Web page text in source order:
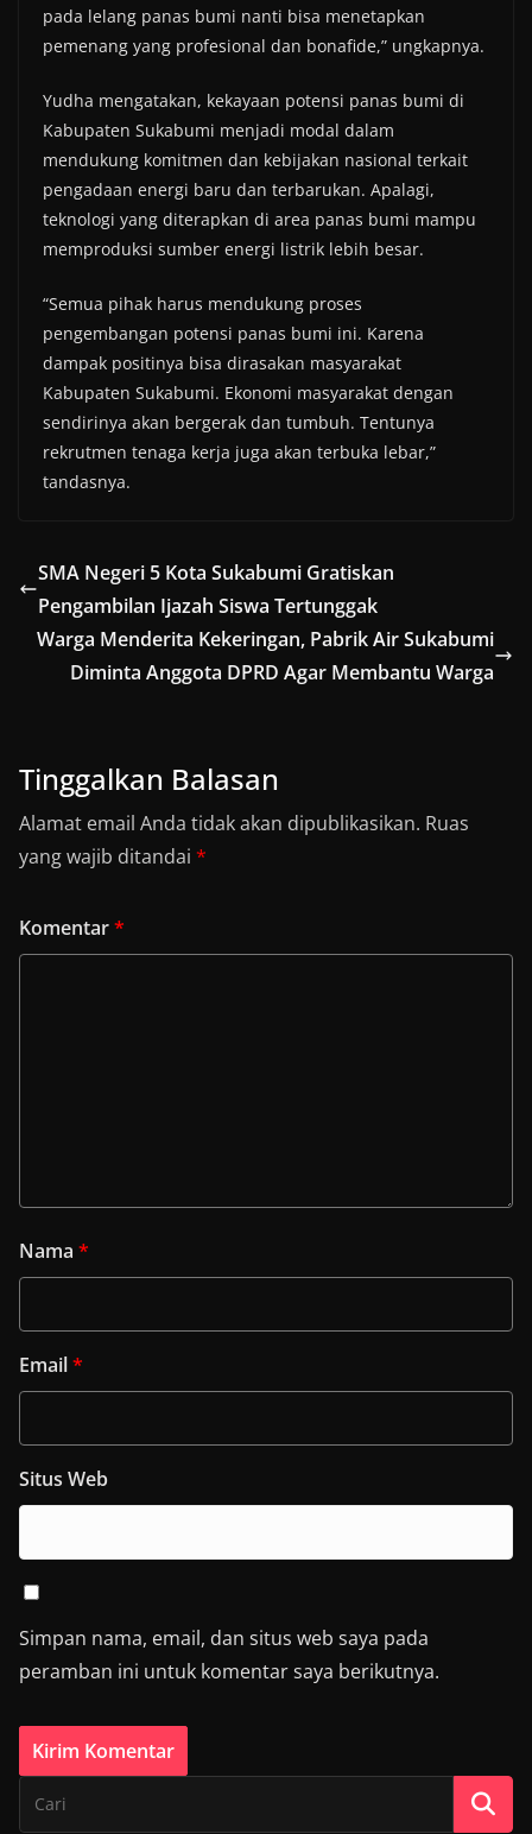
pada lelang panas bumi nanti bisa menetapkan
pemenang yang profesional dan bonafide,” ungkapnya.
Yudha mengatakan, kekayaan potensi panas bumi di
Kabupaten Sukabumi menjadi modal dalam
mendukung komitmen dan kebijakan nasional terkait
pengadaan energi baru dan terbarukan. Apalagi,
teknologi yang diterapkan di area panas bumi mampu
memproduksi sumber energi listrik lebih besar.
“Semua pihak harus mendukung proses
pengembangan potensi panas bumi ini. Karena
dampak positinya bisa dirasakan masyarakat
Kabupaten Sukabumi. Ekonomi masyarakat dengan
sendirinya akan bergerak dan tumbuh. Tentunya
rekrutmen tenaga kerja juga akan terbuka lebar,”
tandasnya.
SMA Negeri 5 Kota Sukabumi Gratiskan
Pengambilan Ijazah Siswa Tertunggak
Warga Menderita Kekeringan, Pabrik Air Sukabumi
Diminta Anggota DPRD Agar Membantu Warga
Tinggalkan Balasan
Alamat email Anda tidak akan dipublikasikan. Ruas
yang wajib ditandai *
Komentar*
Nama *
Email*
Situs Web
Simpan nama, email, dan situs web saya pada
peramban ini untuk komentar saya berikutnya.